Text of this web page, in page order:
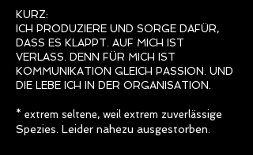
KURZ:
ICH PRODUZIERE UND SORGE DAFÜR,
DASS ES KLAPPT. AUF MICH IST
VERLASS. DENN FÜR MICH IST
KOMMUNIKATION GLEICH PASSION. UND
DIE LEBE ICH IN DER ORGANISATION.
* extrem seltene, weil extrem zuverlässige
Spezies. Leider nahezu ausgestorben.